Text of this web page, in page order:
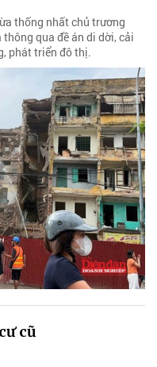
thống nhất chủ trương
qua đề án di dời, cải
phát triển đô thị.
cũ